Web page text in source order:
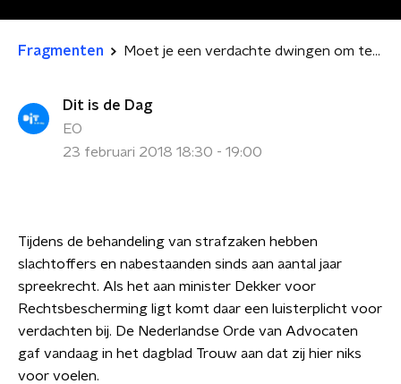
Fragmenten Moet je een verdachte dwingen om te luisteren naar het slachtoffer?
Dit is de Dag
EO
23 februari 2018 18:30 - 19:00
Tijdens de behandeling van strafzaken hebben
slachtoffers en nabestaanden sinds aan aantal jaar
spreekrecht. Als het aan minister Dekker voor
Rechtsbescherming ligt komt daar een luisterplicht voor
verdachten bij. De Nederlandse Orde van Advocaten
gaf vandaag in het dagblad Trouw aan dat zij hier niks
voor voelen.